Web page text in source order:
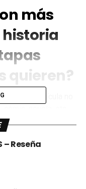
más
quieren?
la película no
de la
tiene que ver con
personaje nuevo
nombre “Alice”
– Reseña